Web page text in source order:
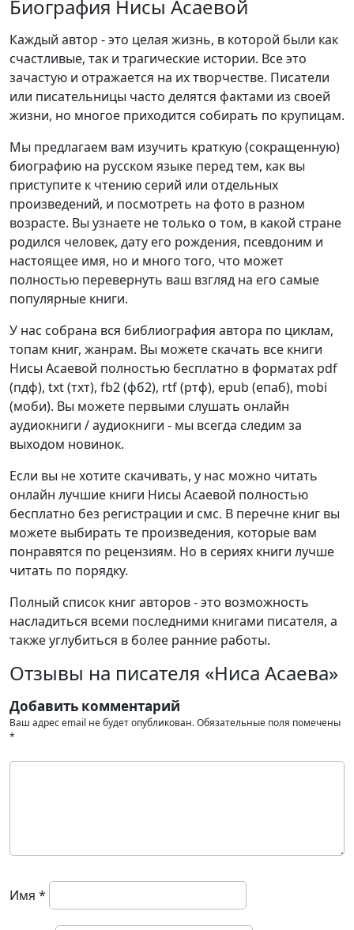
Биография Нисы Асаевой
Каждый автор - это целая жизнь, в которой были как
счастливые, так и трагические истории. Все это
зачастую и отражается на их творчестве. Писатели
или писательницы часто делятся фактами из своей
жизни, но многое приходится собирать по крупицам.
Мы предлагаем вам изучить краткую (сокращенную)
биографию на русском языке перед тем, как вы
приступите к чтению серий или отдельных
произведений, и посмотреть на фото в разном
возрасте. Вы узнаете не только о том, в какой стране
родился человек, дату его рождения, псевдоним и
настоящее имя, но и много того, что может
полностью перевернуть ваш взгляд на его самые
популярные книги.
У нас собрана вся библиография автора по циклам,
топам книг, жанрам. Вы можете скачать все книги
Нисы Асаевой полностью бесплатно в форматах pdf
(пдф), txt (тхт), fb2 (фб2), rtf (ртф), epub (епаб), mobi
(моби). Вы можете первыми слушать онлайн
аудиокниги / аудиокниги - мы всегда следим за
выходом новинок.
Если вы не хотите скачивать, у нас можно читать
онлайн лучшие книги Нисы Асаевой полностью
бесплатно без регистрации и смс. В перечне книг вы
можете выбирать те произведения, которые вам
понравятся по рецензиям. Но в сериях книги лучше
читать по порядку.
Полный список книг авторов - это возможность
насладиться всеми последними книгами писателя, а
также углубиться в более ранние работы.
Отзывы на писателя «Ниса Асаева»
Добавить комментарий
Ваш адрес email не будет опубликован.Обязательные поля помечены
*
Имя *